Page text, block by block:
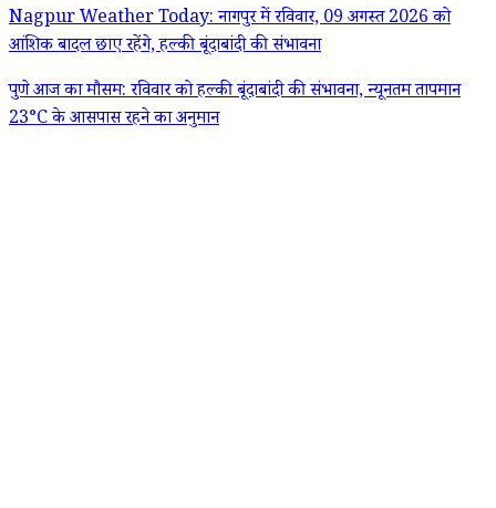
Nagpur Weather Today: नागपुर में रविवार, 09 अगस्त 2026 को
आंशिक बादल छाए रहेंगे, हल्की बूंदाबांदी की संभावना
पुणे आज का मौसम: रविवार को हल्की बूंदाबांदी की संभावना, न्यूनतम तापमान
23°C के आसपास रहने का अनुमान